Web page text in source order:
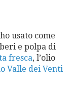
usato come
e polpa di
fresca, l’olio
Valle dei Venti